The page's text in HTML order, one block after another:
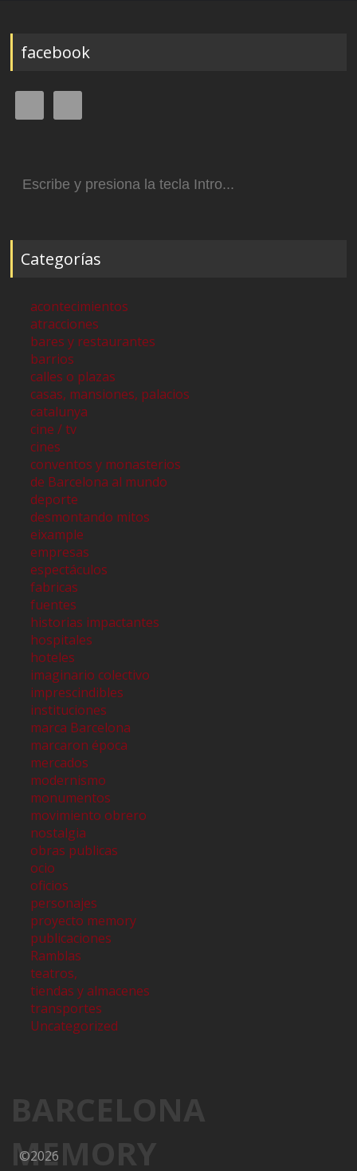
facebook
Categorías
acontecimientos
atracciones
bares y restaurantes
barrios
calles o plazas
casas, mansiones, palacios
catalunya
cine / tv
cines
conventos y monasterios
de Barcelona al mundo
deporte
desmontando mitos
eixample
empresas
espectáculos
fabricas
fuentes
historias impactantes
hospitales
hoteles
imaginario colectivo
imprescindibles
instituciones
marca Barcelona
marcaron época
mercados
modernismo
monumentos
movimiento obrero
nostalgia
obras publicas
ocio
oficios
personajes
proyecto memory
publicaciones
Ramblas
teatros,
tiendas y almacenes
transportes
Uncategorized
BARCELONA
MEMORY
©2026